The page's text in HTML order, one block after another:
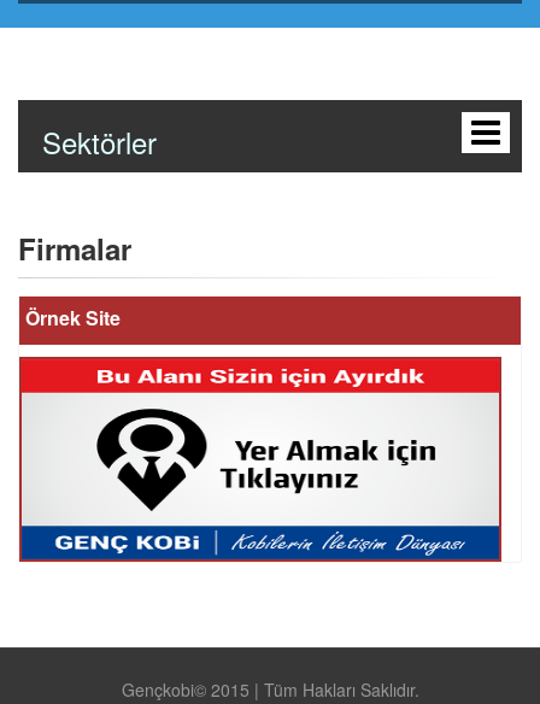
Sektörler
Firmalar
Örnek Site
Gençkobi© 2015 | Tüm Hakları Saklıdır.